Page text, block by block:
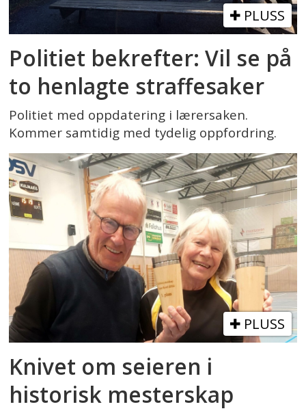
PLUSS
Politiet bekrefter: Vil se på
to henlagte straffesaker
Politiet med oppdatering i lærersaken.
Kommer samtidig med tydelig oppfordring.
PLUSS
Knivet om seieren i
historisk mesterskap